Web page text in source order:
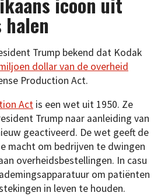
halen
Trump bekend dat Kodak
dollar van de overheid
Production Act.
Act is een wet uit 1950. Ze
Trump naar aanleiding van
geactiveerd. De wet geeft de
macht om bedrijven te dwingen
overheidsbestellingen. In casu
om patiënten
in leven te houden.